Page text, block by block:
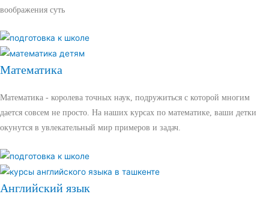
воображения суть
Математика
Математика - королева точных наук, подружиться с которой многим
дается совсем не просто. На наших курсах по математике, ваши детки
окунутся в увлекательный мир примеров и задач.
Английский язык